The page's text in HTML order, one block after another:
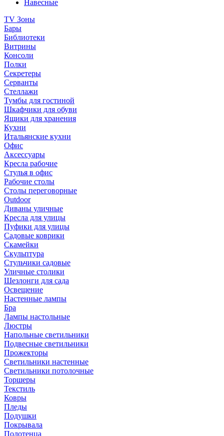
Навесные
TV Зоны
Бары
Библиотеки
Витрины
Консоли
Полки
Секретеры
Серванты
Стеллажи
Тумбы для гостиной
Шкафчики для обуви
Ящики для хранения
Кухни
Итальянские кухни
Офис
Аксессуары
Кресла рабочие
Стулья в офис
Рабочие столы
Столы переговорные
Outdoor
Диваны уличные
Кресла для улицы
Пуфики для улицы
Садовые коврики
Скамейки
Скульптура
Стульчики садовые
Уличные столики
Шезлонги для сада
Освещение
Hастенные лампы
Бра
Лампы настольные
Люстры
Напольные светильники
Подвесные светильники
Прожекторы
Светильники настенные
Светильники потолочные
Торшеры
Текстиль
Ковры
Пледы
Подушки
Покрывала
Полотенца